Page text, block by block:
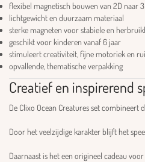
flexibel magnetisch bouwen van 2D naar
lichtgewicht en duurzaam materiaal
sterke magneten voor stabiele en
geschikt voor kinderen vanaf 6 jaar
stimuleert creativiteit, fijne motoriek en
opvallende, thematische verpakking
Creatief en inspirerend
De Clixo Ocean Creatures set
Door het veelzijdige karakter blijft het
Daarnaast is het een origineel cadeau